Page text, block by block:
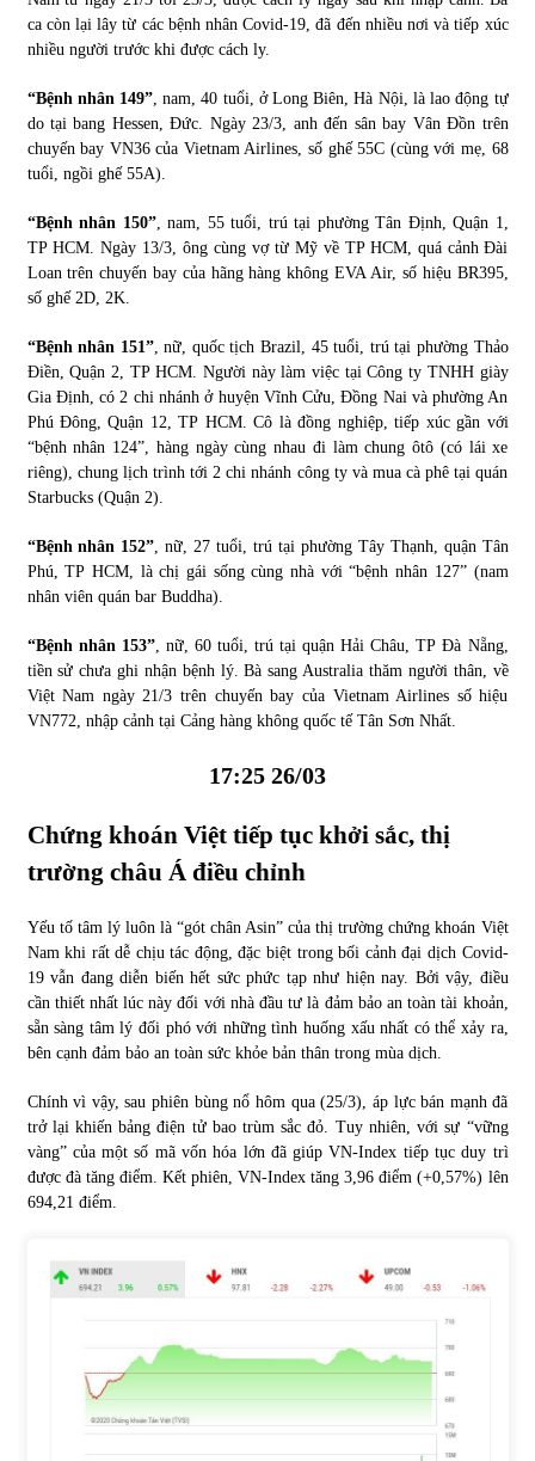
31/05/2022
S&P Ratings cập nhật xếp hạng tín nhiệm của
Vietcombank và Eximbank
31/05/2022
Chứng khoán ngày 30/5/2022: Top 10 cổ phiếu nổi bật
31/05/2022
vốn hóa
09/11/2021
Chứng khoán ngày 12/10/2021: Top 10 cổ phiếu nổi bật
13/10/2021
Top 10 xe bán chạy nhất tháng 9/2021
13/10/2021
ca còn lại lây từ các bệnh nhân Covid-19, đã đến nhiều nơi và tiếp xúc
nhiều người trước khi được cách ly.
“Bệnh nhân 149”, nam, 40 tuổi, ở Long Biên, Hà Nội, là lao động tự
do tại bang Hessen, Đức. Ngày 23/3, anh đến sân bay Vân Đồn trên
chuyến bay VN36 của Vietnam Airlines, số ghế 55C (cùng với mẹ, 68
tuổi, ngồi ghế 55A).
“Bệnh nhân 150”, nam, 55 tuổi, trú tại phường Tân Định, Quận 1,
TP HCM. Ngày 13/3, ông cùng vợ từ Mỹ về TP HCM, quá cảnh Đài
Loan trên chuyến bay của hãng hàng không EVA Air, số hiệu BR395,
số ghế 2D, 2K.
“Bệnh nhân 151”, nữ, quốc tịch Brazil, 45 tuổi, trú tại phường Thảo
Điền, Quận 2, TP HCM. Người này làm việc tại Công ty TNHH giày
Gia Định, có 2 chi nhánh ở huyện Vĩnh Cửu, Đồng Nai và phường An
Phú Đông, Quận 12, TP HCM. Cô là đồng nghiệp, tiếp xúc gần với
“bệnh nhân 124”, hàng ngày cùng nhau đi làm chung ôtô (có lái xe
riêng), chung lịch trình tới 2 chi nhánh công ty và mua cà phê tại quán
Starbucks (Quận 2).
“Bệnh nhân 152”, nữ, 27 tuổi, trú tại phường Tây Thạnh, quận Tân
Phú, TP HCM, là chị gái sống cùng nhà với “bệnh nhân 127” (nam
nhân viên quán bar Buddha).
“Bệnh nhân 153”, nữ, 60 tuổi, trú tại quận Hải Châu, TP Đà Nẵng,
tiền sử chưa ghi nhận bệnh lý. Bà sang Australia thăm người thân, về
Việt Nam ngày 21/3 trên chuyến bay của Vietnam Airlines số hiệu
VN772, nhập cảnh tại Cảng hàng không quốc tế Tân Sơn Nhất.
17:25 26/03
Chứng khoán Việt tiếp tục khởi sắc, thị
trường châu Á điều chỉnh
Yếu tố tâm lý luôn là “gót chân Asin” của thị trường chứng khoán Việt
Nam khi rất dễ chịu tác động, đặc biệt trong bối cảnh đại dịch Covid-
19 vẫn đang diễn biến hết sức phức tạp như hiện nay. Bởi vậy, điều
cần thiết nhất lúc này đối với nhà đầu tư là đảm bảo an toàn tài khoản,
sẵn sàng tâm lý đối phó với những tình huống xấu nhất có thể xảy ra,
bên cạnh đảm bảo an toàn sức khỏe bản thân trong mùa dịch.
Chính vì vậy, sau phiên bùng nổ hôm qua (25/3), áp lực bán mạnh đã
trở lại khiến bảng điện tử bao trùm sắc đỏ. Tuy nhiên, với sự “vững
vàng” của một số mã vốn hóa lớn đã giúp VN-Index tiếp tục duy trì
được đà tăng điểm. Kết phiên, VN-Index tăng 3,96 điểm (+0,57%) lên
694,21 điểm.